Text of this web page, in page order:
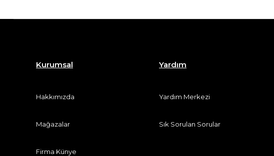
Kurumsal
Hakkımızda
Mağazalar
Firma Künye
Yardım
Yardım Merkezi
Sık Sorulan Sorular